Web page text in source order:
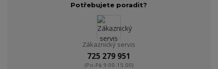
Potřebujete poradit?
Zákaznický servis
725 279 951
(Po-Pá 9:00-15.00)